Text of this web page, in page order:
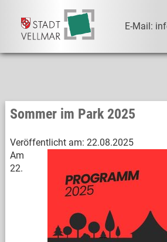
E-Mail:
Sommer im Park 2025
Veröffentlicht am: 22.08.2025
Am
22.